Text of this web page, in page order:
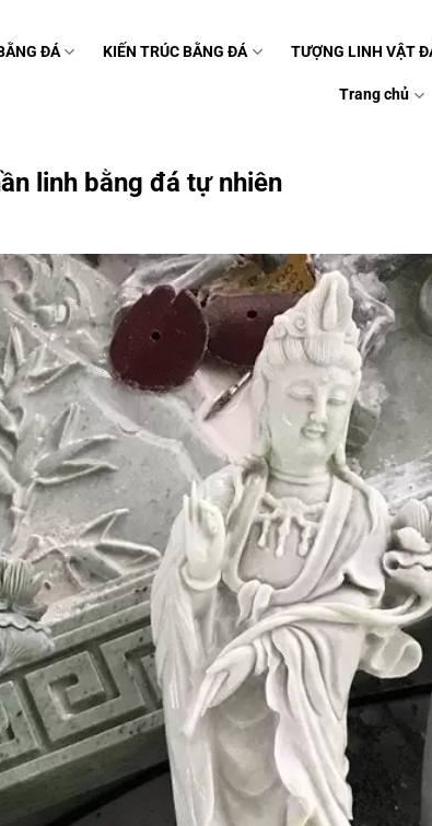
ĐÁ KIẾN TRÚC BẰNG ĐÁ TƯỢNG LINH VẬT
Trang chủ
linh bằng đá tự nhiên